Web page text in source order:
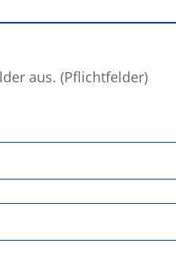
aus. (Pflichtfelder)